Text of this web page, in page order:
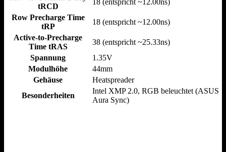
tRCD
Row Precharge Time
tRP
18 (entspricht ~12.00ns)
Active-to-Precharge
Time tRAS
38 (entspricht ~25.33ns)
Spannung
1.35V
Modulhöhe
44mm
Gehäuse
Heatspreader
Besonderheiten
Intel XMP 2.0, RGB beleuchtet (ASUS
Aura Sync)